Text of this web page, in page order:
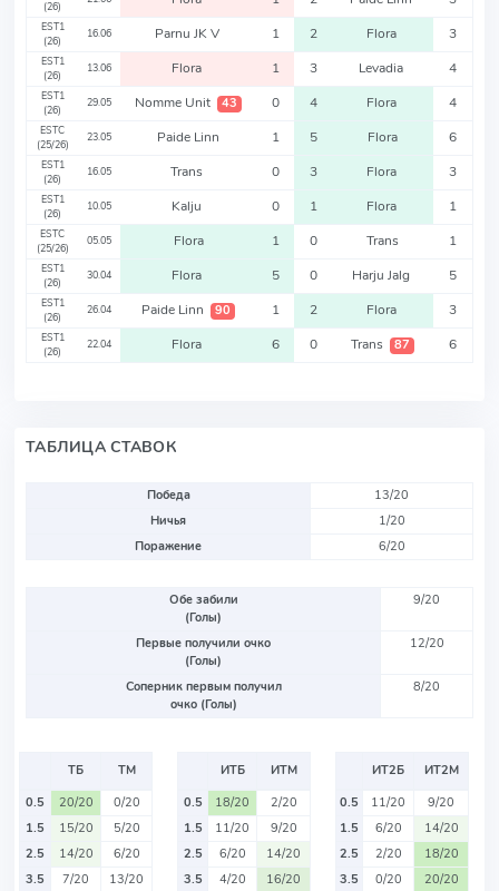
(26)
EST1
(26)
16.06 Parnu JK V 1 2 Flora 3
EST1
(26)
13.06 Flora 1 3 Levadia 4
EST1
(26)
29.05 Nomme Unit 43 0 4 Flora 4
ESTC
(25/26)
23.05 Paide Linn 1 5 Flora 6
EST1
(26)
16.05 Trans 0 3 Flora 3
EST1
(26)
10.05 Kalju 0 1 Flora 1
ESTC
(25/26)
05.05 Flora 1 0 Trans 1
EST1
(26)
30.04 Flora 5 0 Harju Jalg 5
EST1
(26)
26.04 Paide Linn 90 1 2 Flora 3
EST1
(26)
22.04 Flora 6 0 Trans 87 6
ТАБЛИЦА СТАВОК
Победа
13/20
Ничья
1/20
Поражение
6/20
Обе забили
(Голы)
9/20
Первые получили очко
(Голы)
12/20
Соперник первым получил
очко (Голы)
8/20
ТБ
ТМ
0.5
20/20
0/20
1.5
15/20
5/20
2.5
14/20
6/20
3.5
7/20
13/20
ИТБ
ИТМ
0.5
18/20
2/20
1.5
11/20
9/20
2.5
6/20
14/20
3.5
4/20
16/20
ИТ2Б
ИТ2М
0.5
11/20
9/20
1.5
6/20
14/20
2.5
2/20
18/20
3.5
0/20 20/20